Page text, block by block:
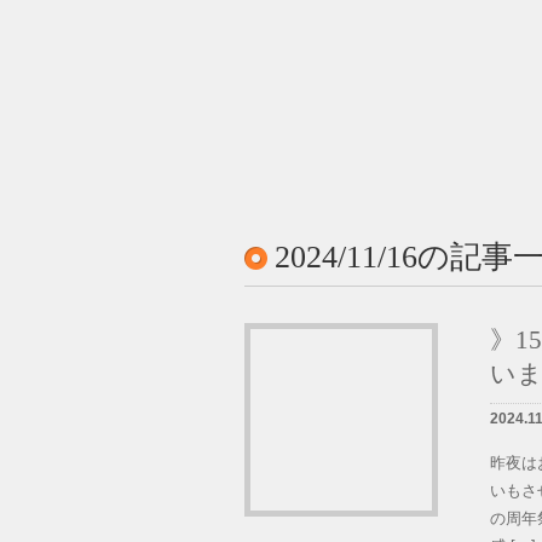
2024/11/16の記事
》
い
昨夜は
いもさ
の周年